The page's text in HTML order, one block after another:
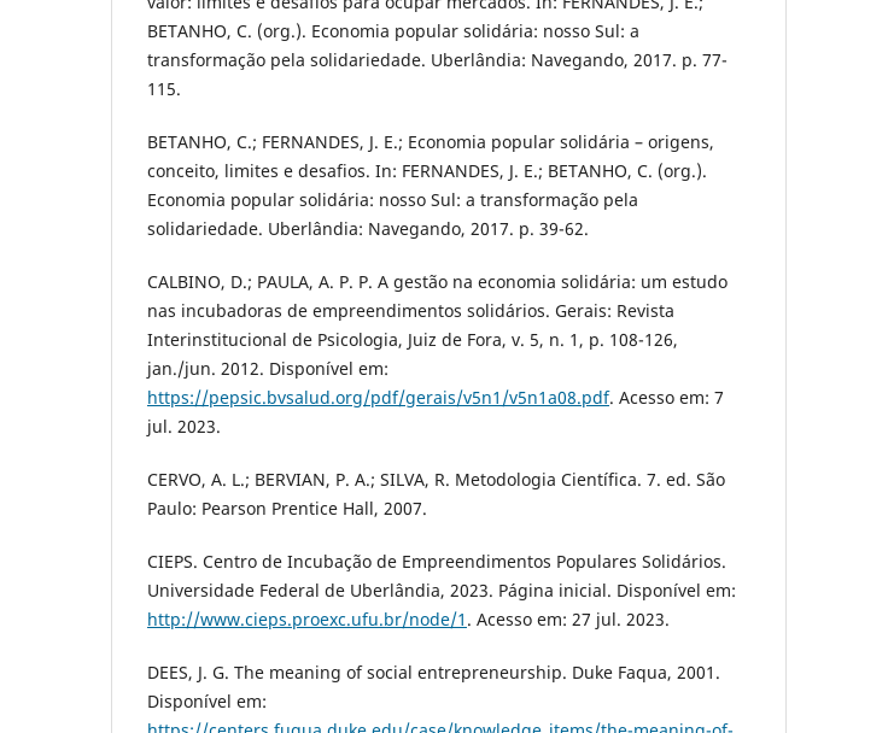
BETANHO, C. (org.). Economia popular solidária: nosso Sul: a
transformação pela solidariedade. Uberlândia: Navegando, 2017. p. 77-
115.
BETANHO, C.; FERNANDES, J. E.; Economia popular solidária – origens,
conceito, limites e desafios. In: FERNANDES, J. E.; BETANHO, C. (org.).
Economia popular solidária: nosso Sul: a transformação pela
solidariedade. Uberlândia: Navegando, 2017. p. 39-62.
CALBINO, D.; PAULA, A. P. P. A gestão na economia solidária: um estudo
nas incubadoras de empreendimentos solidários. Gerais: Revista
Interinstitucional de Psicologia, Juiz de Fora, v. 5, n. 1, p. 108-126,
jan./jun. 2012. Disponível em:
https://pepsic.bvsalud.org/pdf/gerais/v5n1/v5n1a08.pdf. Acesso em: 7
jul. 2023.
CERVO, A. L.; BERVIAN, P. A.; SILVA, R. Metodologia Científica. 7. ed. São
Paulo: Pearson Prentice Hall, 2007.
CIEPS. Centro de Incubação de Empreendimentos Populares Solidários.
Universidade Federal de Uberlândia, 2023. Página inicial. Disponível em:
http://www.cieps.proexc.ufu.br/node/1 . Acesso em: 27 jul. 2023.
DEES, J. G. The meaning of social entrepreneurship. Duke Faqua, 2001.
Disponível em: